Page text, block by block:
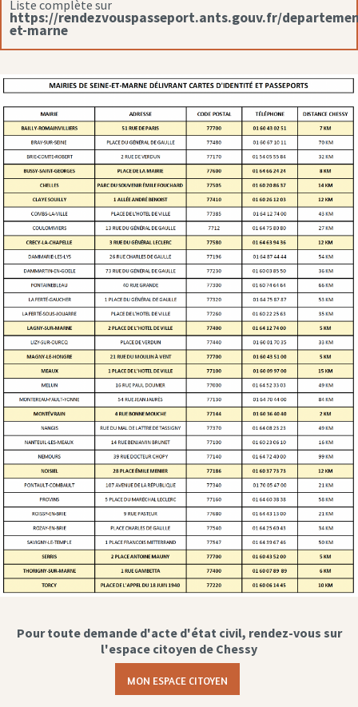
Liste complète sur
https://rendezvouspasseport.ants.gouv.fr/
et-marne
Pour toute demande d'acte d'état civil, rendez-vous sur
l'espace citoyen de Chessy
MON ESPACE CITOYEN